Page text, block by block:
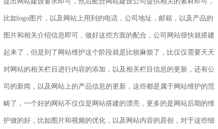
比如logo图片，以及网站上用到的电话，公司地址，邮箱，以及产品的
图片和相关介绍信息即可，做好这些方面的配合，公司网站很快就搭建
起来了，但是到了网站维护这个阶段就是比较麻烦了，比仅仅需要天天
对网站的相关栏目进行内容的添加，以及相关栏目信息的更新，还有公
司的新闻，以及网站上的产品信息的更新，这些都是属于网站维护的范
畴了，一个好的网站不仅仅是 网站搭建的漂亮，更多的是网站后期的维
护做的好，比如图片和视频的优化，以及网站内容的原创，对于这些细